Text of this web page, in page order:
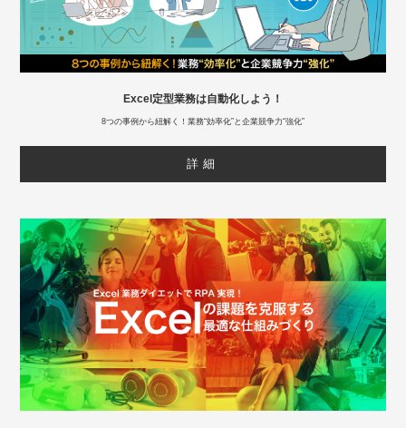
Excel定型業務は自動化しよう！
8つの事例から紐解く！業務“効率化”と企業競争力“強化”
詳細